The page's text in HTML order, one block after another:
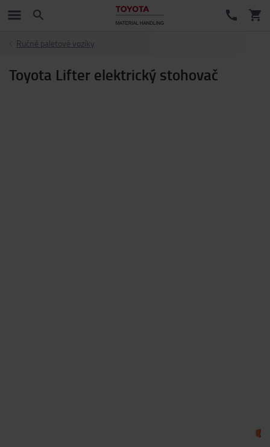
Ručné paletové vozíky
Toyota Lifter elektrický stohovač